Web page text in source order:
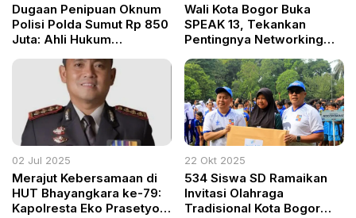
Dugaan Penipuan Oknum
Polisi Polda Sumut Rp 850
Juta: Ahli Hukum
Solusi Terbaik
Wali Kota Bogor Buka
SPEAK 13, Tekankan
Pentingnya Networking
02 Jul 2025
Merajut Kebersamaan di
HUT Bhayangkara ke-79:
Kapolresta Eko Prasetyo,
22 Okt 2025
534 Siswa SD Ramaikan
Invitasi Olahraga
Tradisional Kota Bogor